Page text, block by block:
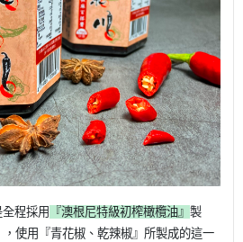
程採用 『澳根尼特級初榨橄欖油』 製
使用『青花椒、乾辣椒』所製成的這一